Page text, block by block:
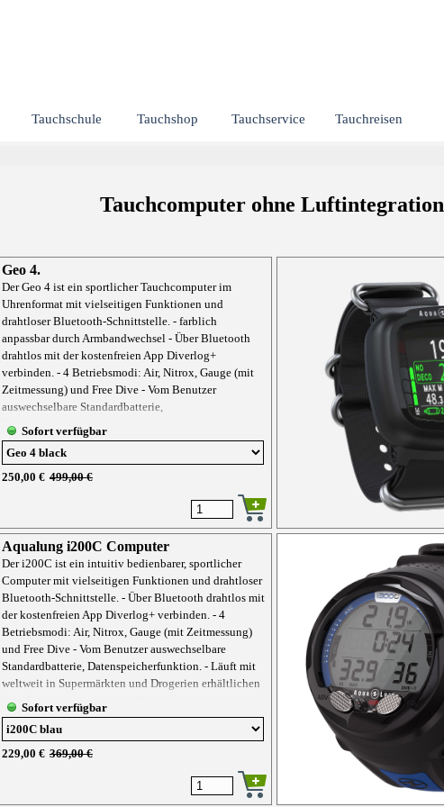
Tauchschule Tauchshop Tauchservice Tauchreisen
Tauchcomputer ohne Luftintegration
Geo 4.
Der Geo 4 ist ein sportlicher Tauchcomputer im
Uhrenformat mit vielseitigen Funktionen und
drahtloser Bluetooth-Schnittstelle. - farblich
anpassbar durch Armbandwechsel - Über Bluetooth
drahtlos mit der kostenfreien App Diverlog+
verbinden. - 4 Betriebsmodi: Air, Nitrox, Gauge (mit
Zeitmessung) und Free Dive - Vom Benutzer
auswechselbare Standardbatterie,
Datenspeicherfunktion. - Läuft mit weltweit in
Supermärkten und Drogerien erhältlichen
Standardbatterien. - Sichert Einstellungen und
Berechnungen auch bei Batteriewechseln. - Gut
sichtbares LED Alarmlicht. Für zusätzliche Sicherheit
beim Tauchen. - Wechsel zwischen bis zu zwei
Nitroxmischungen. - Mischungen bis zu 100% O2,
ohne Beschränkung.
Sofort verfügbar
250,00 € 499,00 €
Aqualung i200C Computer
Der i200C ist ein intuitiv bedienbarer, sportlicher
Computer mit vielseitigen Funktionen und drahtloser
Bluetooth-Schnittstelle. - Über Bluetooth drahtlos mit
der kostenfreien App Diverlog+ verbinden. - 4
Betriebsmodi: Air, Nitrox, Gauge (mit Zeitmessung)
und Free Dive - Vom Benutzer auswechselbare
Standardbatterie, Datenspeicherfunktion. - Läuft mit
weltweit in Supermärkten und Drogerien erhältlichen
Standardbatterien. - Sichert Einstellungen und
Berechnungen auch bei Batteriewechseln. - Gut
sichtbares LED Alarmlicht. Für zusätzliche Sicherheit
beim Tauchen. - Wechsel zwischen bis zu zwei
Nitroxmischungen. - Mischungen bis zu 100% O2,
Sofort verfügbar
229,00 € 369,00 €